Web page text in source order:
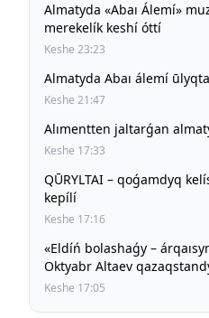
Almatyda «Abaı Álemí»
merekelík keshí óttí
Keshe 23:23
Almatyda Abaı álemí
Keshe 21:47
Alımentten jaltarǵan
Keshe 17:33
QŪRYLTAI – qoǵamdyq kelísímníń konstıtutsıyalyq
kepílí
Keshe 17:16
«Eldíń bolashaǵy –
Oktyabr Altaev
jasady
Keshe 17:05